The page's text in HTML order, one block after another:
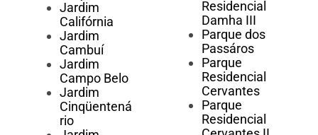
Jardim
Califórnia
Jardim
Cambuí
Jardim
Campo Belo
Jardim
Cinqüentená
rio
Residencial
Damha III
Parque dos
Passáros
Parque
Residencial
Cervantes
Parque
Residencial